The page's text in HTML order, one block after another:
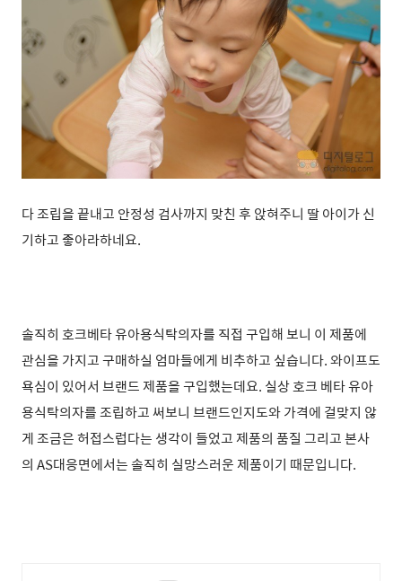
다 조립을 끝내고 안정성 검사까지 맞친 후 앉혀주니 딸 아이가 신
기하고 좋아라하네요.
솔직히 호크베타 유아용식탁의자를 직접 구입해 보니 이 제품에
관심을 가지고 구매하실 엄마들에게 비추하고 싶습니다. 와이프도
욕심이 있어서 브랜드 제품을 구입했는데요. 실상 호크 베타 유아
용식탁의자를 조립하고 써보니 브랜드인지도와 가격에 걸맞지 않
게 조금은 허접스럽다는 생각이 들었고 제품의 품질 그리고 본사
의 AS대응면에서는 솔직히 실망스러운 제품이기 때문입니다.